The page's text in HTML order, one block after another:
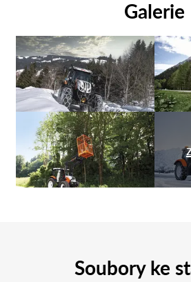
Galerie
Soubory ke